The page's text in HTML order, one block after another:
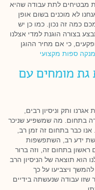
מבטיחים לתת עבודה שהיא
לא מוכנים בשום אופן
כמה זה נכון. כמו כן יש
בצורה הוגנת למדי אצלנו
כי אם מחיר ההוגן
מנקה ספות מקצועי
גת מומחים עם
ותק וניסיון רבים,
בתחום. מה שמשפיע שניכר
אנו כבר בתחום זה זמן רב,
ידע רב, השתפשפות
ראשון בתחום זה, וזה ברור
הוא תוצאה של הניסיון הרב
ויצביעו על כך
שזו עבודה שנעשתה בידיים